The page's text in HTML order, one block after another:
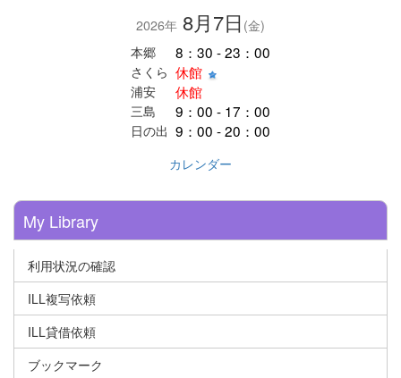
2026年 8月7日 (金)
本郷
8：30 - 23：00
さくら 休館
浦安 休館
三島 9：00 - 17：00
日の出 9：00 - 20：00
カレンダー
My Library
利用状況の確認
ILL複写依頼
ILL貸借依頼
ブックマーク